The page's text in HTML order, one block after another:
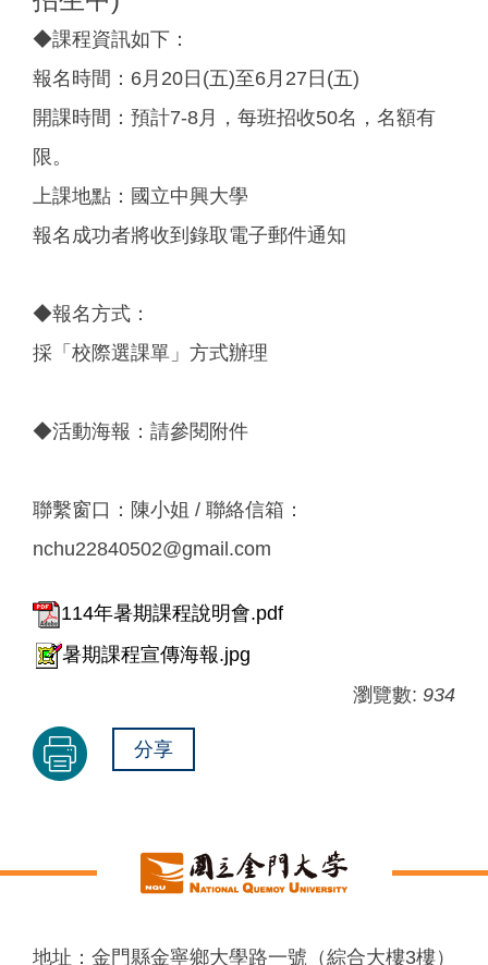
◆課程資訊如下：
報名時間：6月20日(五)至6月27日(五)
開課時間：預計7-8月，每班招收50名，名額有
限。
上課地點：國立中興大學
報名成功者將收到錄取電子郵件通知
◆報名方式：
採「校際選課單」方式辦理
◆活動海報：請參閱附件
聯繫窗口：陳小姐 / 聯絡信箱：
nchu22840502@gmail.com
114年暑期課程說明會.pdf
暑期課程宣傳海報.jpg
瀏覽數: 934
分享
地址：金門縣金寧鄉大學路一號（綜合大樓3樓）